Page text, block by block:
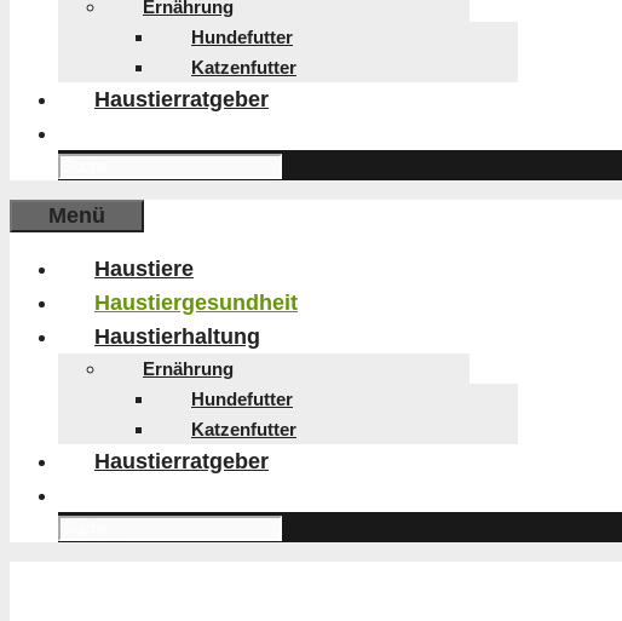
Ernährung
Hundefutter
Katzenfutter
Haustierratgeber
Menü
Haustiere
Haustiergesundheit
Haustierhaltung
Ernährung
Hundefutter
Katzenfutter
Haustierratgeber